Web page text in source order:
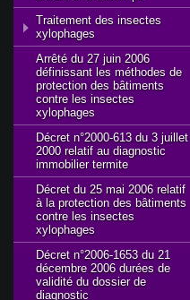
Traitement des insectes
xylophages
Arrêté du 27 juin 2006
définissant les méthodes de
protection des bâtiments
contre les insectes
xylophages
Décret n°2000-613 du 3 juillet
2000 relatif au diagnostic
immobilier termite
Décret du 25 mai 2006 relatif
à la protection des bâtiments
contre les insectes
xylophages
Décret n°2006-1653 du 21
décembre 2006 durées de
validité du dossier de
diagnostic